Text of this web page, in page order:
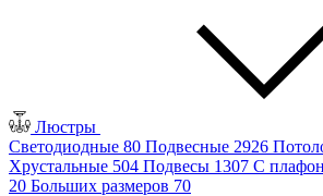
Люстры
Светодиодные 80 Подвесные 2926
Хрустальные 504 Подвесы 1307 С
20 Больших размеров 70